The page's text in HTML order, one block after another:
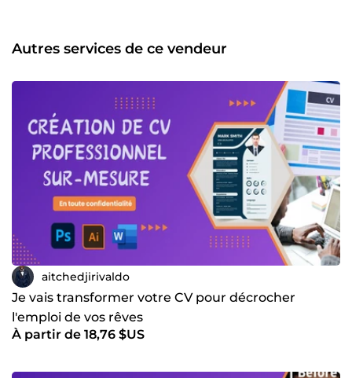
professionnel polyvalent capable de transformer vos idées
en réalité, je suis là pour vous accompagner. 💡 Faisons
exceptionnelles et percutantes ! 🔗 Découvrez mon profil
de développeur web
Autres services de ce vendeur
aitchedjirivaldo
Je vais transformer votre CV pour décrocher
l'emploi de vos rêves
À partir de 18,76 $US